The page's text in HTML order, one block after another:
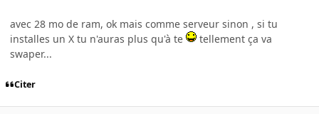
avec 28 mo de ram, ok mais comme serveur sinon , si tu
installes un X tu n'auras plus qu'à te
tellement ça va
swaper...
Citer